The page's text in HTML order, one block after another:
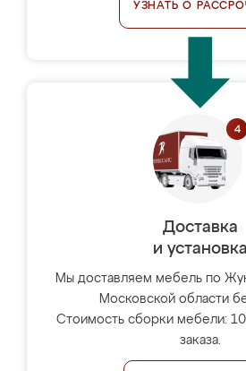
УЗНАТЬ О
Доставка
и установка
Мы доставляем мебель по
Московской области
Стоимость сборки мебели:
заказа.